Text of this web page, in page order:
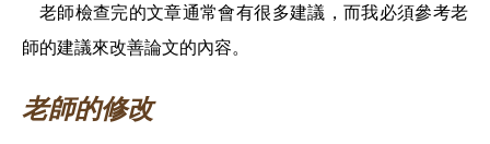
老師檢查完的文章通常會有很多建議，而我必須參考老
師的建議來改善論文的內容。
老師的修改